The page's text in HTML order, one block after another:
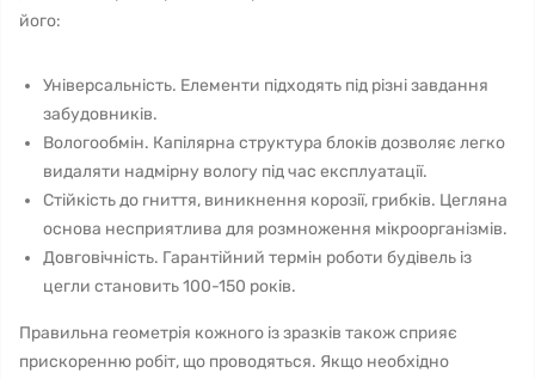
його:
Універсальність. Елементи підходять під різні завдання
забудовників.
Вологообмін. Капілярна структура блоків дозволяє легко
видаляти надмірну вологу під час експлуатації.
Стійкість до гниття, виникнення корозії, грибків. Цегляна
основа несприятлива для розмноження мікроорганізмів.
Довговічність. Гарантійний термін роботи будівель із
цегли становить 100-150 років.
Правильна геометрія кожного із зразків також сприяє
прискоренню робіт, що проводяться. Якщо необхідно